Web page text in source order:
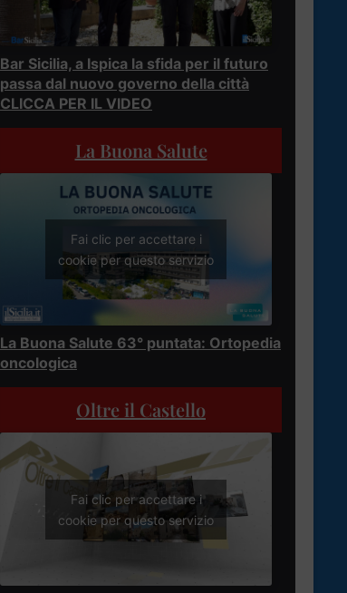
Bar Sicilia, a Ispica la sfida per il futuro
passa dal nuovo governo della città
CLICCA PER IL VIDEO
La Buona Salute
Fai clic per accettare i
cookie per questo servizio
La Buona Salute 63° puntata: Ortopedia
oncologica
Oltre il Castello
Fai clic per accettare i
cookie per questo servizio